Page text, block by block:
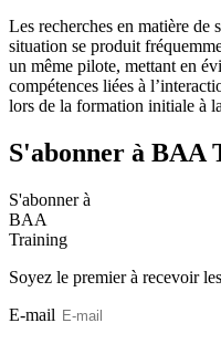
Les recherches en matière de
situation se produit
un même pilote, mettant en
compétences liées à
lors de la formation initiale à
S'abonner à BAA
S'abonner à
BAA
Training
Soyez le premier à recevoir
E-mail